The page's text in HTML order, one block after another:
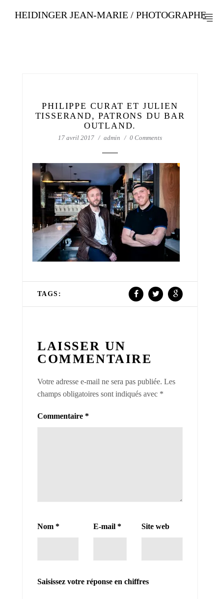
HEIDINGER JEAN-MARIE / PHOTOGRAPHE
PHILIPPE CURAT ET JULIEN
TISSERAND, PATRONS DU BAR
OUTLAND.
17 avril 2017 admin 0 Comments
TAGS:
LAISSER UN
COMMENTAIRE
Votre adresse e-mail ne sera pas publiée. Les
champs obligatoires sont indiqués avec *
Commentaire *
Nom * E-mail * Site web
Saisissez votre réponse en chiffres